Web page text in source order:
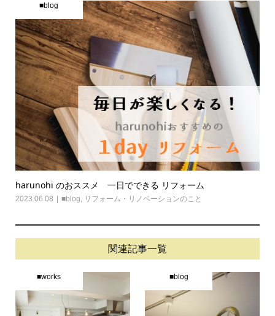
■blog
harunohi のおススメ 一日でできる リフォーム
2023.06.08 ■blog リフォーム・リノベーションのこと
関連記事一覧
■works ■blog